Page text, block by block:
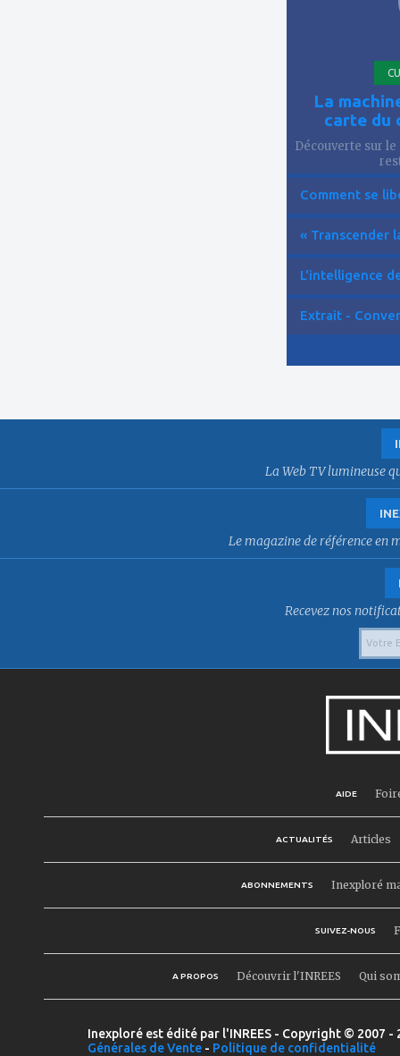
La
carte du
Découverte sur
Comment se
« Transcender
L'intelligence
Extrait -
La Web TV lumineuse
Le magazine de référence en
Recevez nos
AIDE
ACTUALITÉS Articles
ABONNEMENTS Inexploré
SUIVEZ-NOUS
A PROPOS Découvrir l'INREES Qui
Inexploré est édité par l'INREES - Copyright © 2007
Générales de Vente - Politique de confidentialité